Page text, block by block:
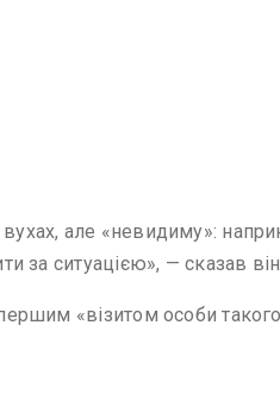
але «невидиму»:
за ситуацією», — сказав
«візитом особи